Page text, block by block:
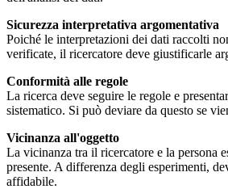
Sicurezza interpretativa argomentativa
Poiché le interpretazioni dei dati raccolti
verificate, il ricercatore deve giustificarle
Conformità alle regole
La ricerca deve seguire le regole e
sistematico. Si può deviare da questo se
Vicinanza all'oggetto
La vicinanza tra il ricercatore e la persona
presente. A differenza degli esperimenti,
affidabile.